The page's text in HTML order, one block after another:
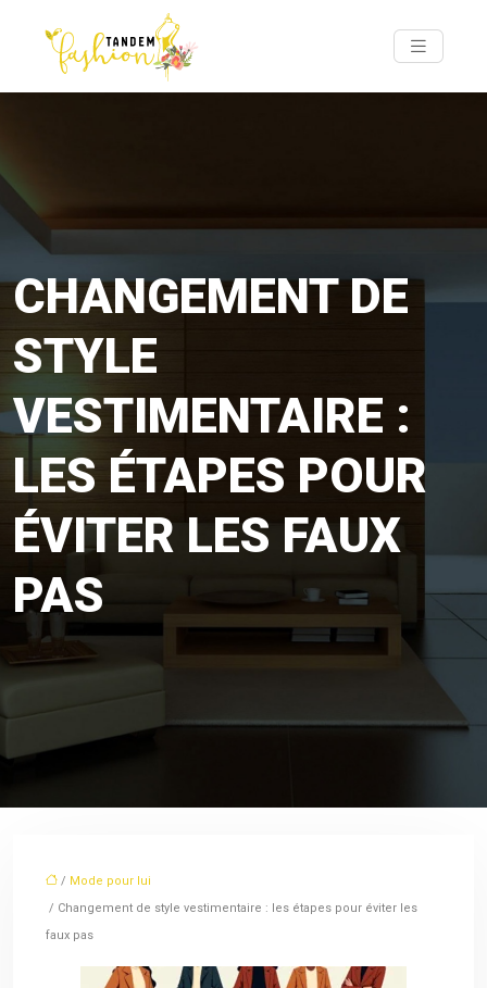
CHANGEMENT DE
STYLE
VESTIMENTAIRE :
LES ÉTAPES POUR
ÉVITER LES FAUX
PAS
/ Mode pour lui
/ Changement de style vestimentaire : les étapes pour éviter les
faux pas